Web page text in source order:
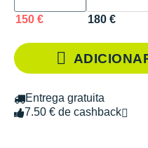
150 € 180 €
Entrega gratuita
7.50 € de cashback